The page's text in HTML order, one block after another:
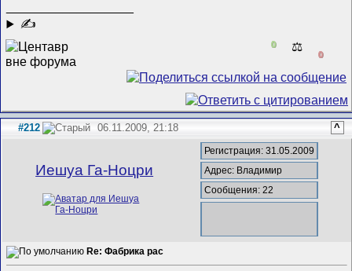
✍
0 ⚖️
0
#212 06.11.2009, 21:18 ^
Иешуа Га-Ноцри
Регистрация: 31.05.2009
Адрес: Владимир
Сообщения: 22
Re: Фабрика рас